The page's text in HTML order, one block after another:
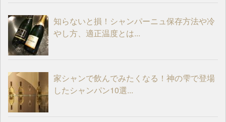
知らないと損！シャンパーニュ保存方法や冷
やし方、適正温度とは...
家シャンで飲んでみたくなる！神の雫で登場
したシャンパン10選...